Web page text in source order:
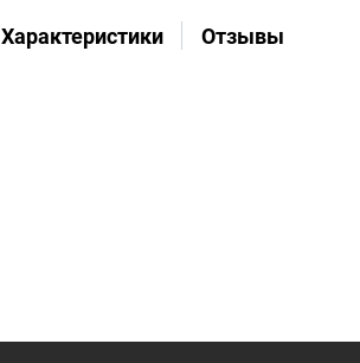
Характеристики Отзывы